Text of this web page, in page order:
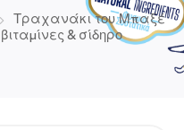
Τραχανάκι του Μπαξέ
& σίδηρο